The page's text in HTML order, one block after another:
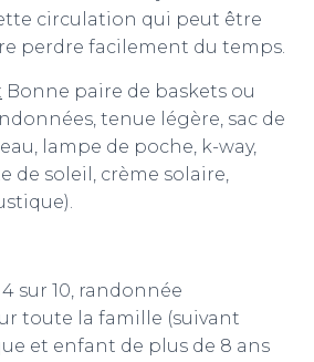
circulation qui peut être
perdre facilement du temps.
Bonne paire de baskets ou
tenue légère, sac de
lampe de poche, k-way,
de soleil, crème solaire,
4 sur 10, randonnée
toute la famille (suivant
et enfant de plus de 8 ans